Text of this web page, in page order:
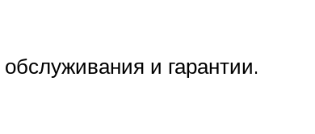
и гарантии.